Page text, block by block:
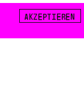
AKZEPTIEREN